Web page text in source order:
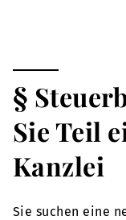
§
Sie Teil
Kanzlei
Sie suchen eine